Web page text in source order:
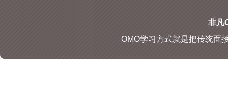
非凡
OMO学习方式就是把传统面